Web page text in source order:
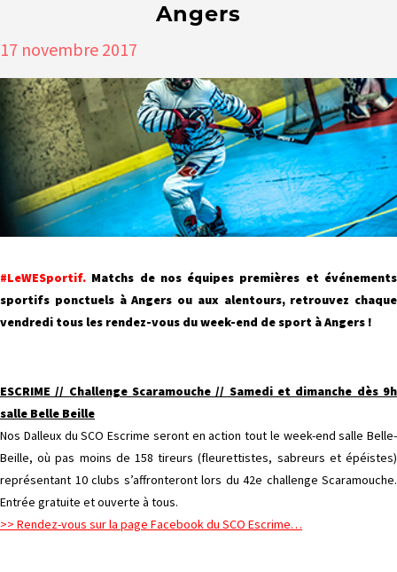
Angers
17 novembre 2017
#LeWESportif. Matchs de nos équipes premières et événements
sportifs ponctuels à Angers ou aux alentours, retrouvez chaque
vendredi tous les rendez-vous du week-end de sport à Angers !
ESCRIME // Challenge Scaramouche // Samedi et dimanche dès 9h
salle Belle Beille
Nos Dalleux du SCO Escrime seront en action tout le week-end salle Belle-
Beille, où pas moins de 158 tireurs (fleurettistes, sabreurs et épéistes)
représentant 10 clubs s’affronteront lors du 42e challenge Scaramouche.
Entrée gratuite et ouverte à tous.
>> Rendez-vous sur la page Facebook du SCO Escrime…